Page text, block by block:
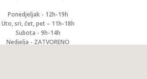
Ponedjeljak - 12h-19h
Uto, sri, čet, pet – 11h-18h
Subota - 9h-14h
Nedjelja - ZATVORENO